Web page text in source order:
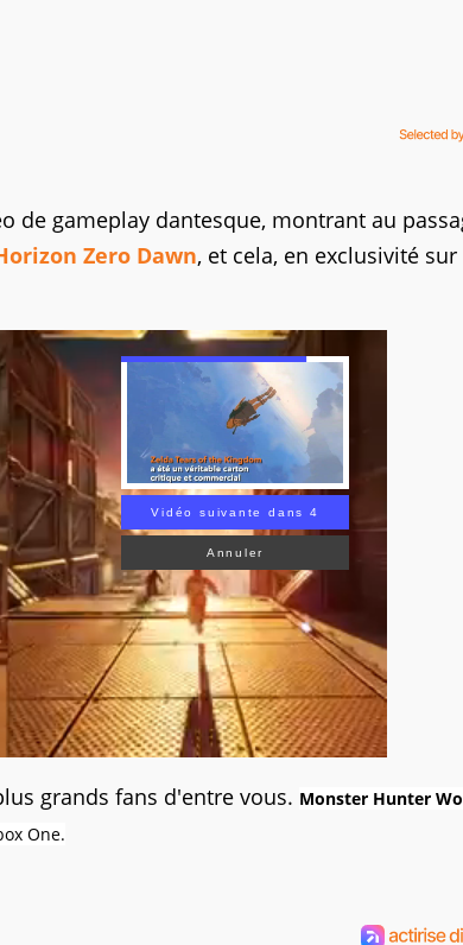
de gameplay dantesque, montrant au
Zero Dawn, et cela, en exclusivité sur
Vidéo suivante dans 3
Annuler
grands fans d'entre vous. Monster Hunter
One.